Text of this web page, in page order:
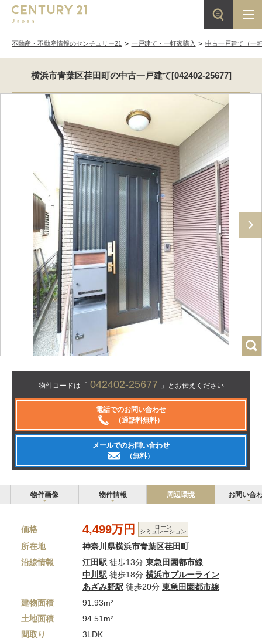
不動産・不動産情報のセンチュリー21 一戸建て・一軒家購入 中古一戸建て（一
横浜市青葉区荏田町の中古一戸建て[042402-25677]
物件コードは「 042402-25677 」とお伝えください
電話でのお問い合わせ
（通話料無料）
メールでのお問い合わせ
（無料）
物件画像 物件情報 周辺環境 お問い合
価格 4,499万円 ローン
シミュレーション
所在地 神奈川県横浜市青葉区荏田町
沿線情報
江田駅 徒歩13分 東急田園都市線
中川駅 徒歩18分 横浜市ブルーライン
あざみ野駅 徒歩20分 東急田園都市線
建物面積
91.93m²
土地面積
94.51m²
間取り
3LDK